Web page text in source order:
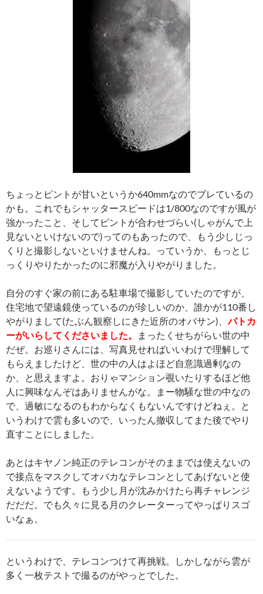
ちょっとピントが甘いというか640mmなのでブレているの
かも。これでもシャッタースピードは1/800なのですが風が
強かったこと、そしてピントが合わせづらい(しゃがんで上
見ないといけないので)ってのもあったので、もう少しじっ
くりと撮影しないといけませんね。っていうか、もっとじ
っくりやりたかったのに邪魔が入りやがりました。
自分のすぐ家の前にある駐車場で撮影していたのですが、
住宅地で望遠鏡使っているのが珍しいのか、誰かが110番し
やがりまして(たぶん観察しにきた近所のオバサン)、パトカ
ーがいらしてくださいました。
まったくせちがらい世の中
だぜ。お巡りさんには、写真見せればいいわけで理解して
もらえましたけど、世の中の人はよほど自意識過剰なの
か、と思えますよ。おりゃマンション覗いたりするほど他
人に興味なんぞはありませんがな。まー物騒な世の中なの
で、過敏になるのもわからなくもないんですけどねぇ。と
いうわけで雲も多いので、いったん撤収してまた後でやり
直すことにしました。
あとはキヤノン純正のテレコンがそのままでは使えないの
で接点をマスクしてオバカなテレコンとしてあげないと使
えないようです。もう少し月が沈みかけたら再チャレンジ
だだだ。でも久々に見る月のクレーターってやっぱりスゴ
いなぁ。
というわけで、テレコンつけて再挑戦。しかしながら雲が
多く一枚テストで撮るのがやっとでした。